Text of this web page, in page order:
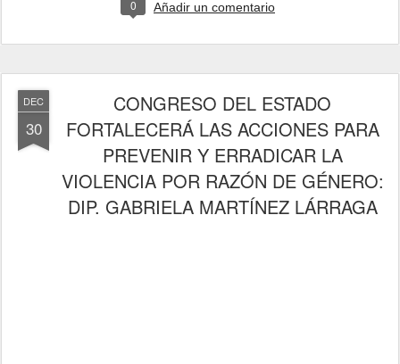
0 Añadir un comentario
DEC
30
CONGRESO DEL ESTADO
FORTALECERÁ LAS ACCIONES PARA
PREVENIR Y ERRADICAR LA
VIOLENCIA POR RAZÓN DE GÉNERO:
DIP. GABRIELA MARTÍNEZ LÁRRAGA